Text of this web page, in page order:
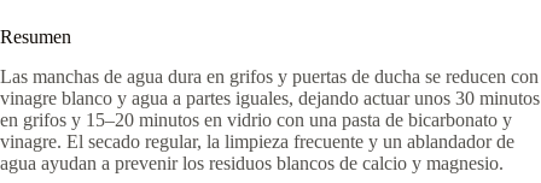
Resumen
Las manchas de agua dura en grifos y puertas de ducha se reducen con
vinagre blanco y agua a partes iguales, dejando actuar unos 30 minutos
en grifos y 15–20 minutos en vidrio con una pasta de bicarbonato y
vinagre. El secado regular, la limpieza frecuente y un ablandador de
agua ayudan a prevenir los residuos blancos de calcio y magnesio.